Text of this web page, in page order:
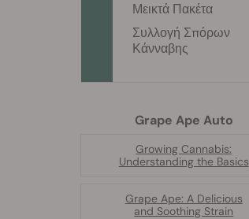
Μεικτά Πακέτα
Συλλογή Σπόρων
Κάνναβης
Grape Ape Auto
Growing Cannabis:
Understanding the Basics
Grape Ape: A Delicious
and Soothing Strain